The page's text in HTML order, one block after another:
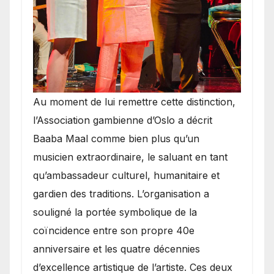
​Au moment de lui remettre cette distinction,
l’Association gambienne d’Oslo a décrit
Baaba Maal comme bien plus qu’un
musicien extraordinaire, le saluant en tant
qu’ambassadeur culturel, humanitaire et
gardien des traditions. L’organisation a
souligné la portée symbolique de la
coïncidence entre son propre 40e
anniversaire et les quatre décennies
d’excellence artistique de l’artiste. Ces deux